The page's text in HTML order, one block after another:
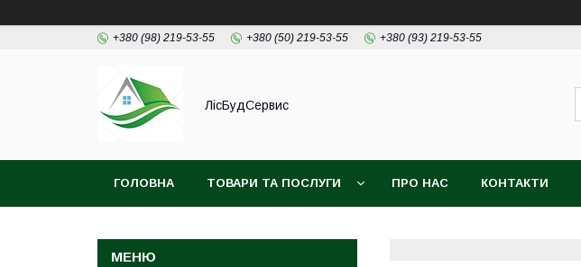
+380 (98) 219-53-55 +380 (50) 219-53-55 +380 (93) 219-53-55
ЛісБудСервис
ГОЛОВНА ТОВАРИ ТА ПОСЛУГИ ПРО НАС КОНТАКТИ